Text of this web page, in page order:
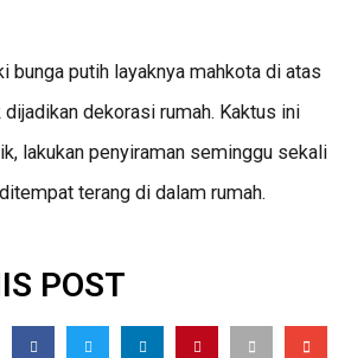
bunga putih layaknya mahkota di atas
dekorasi rumah. Kaktus ini
lakukan penyiraman seminggu sekali
terang di dalam rumah.
POST